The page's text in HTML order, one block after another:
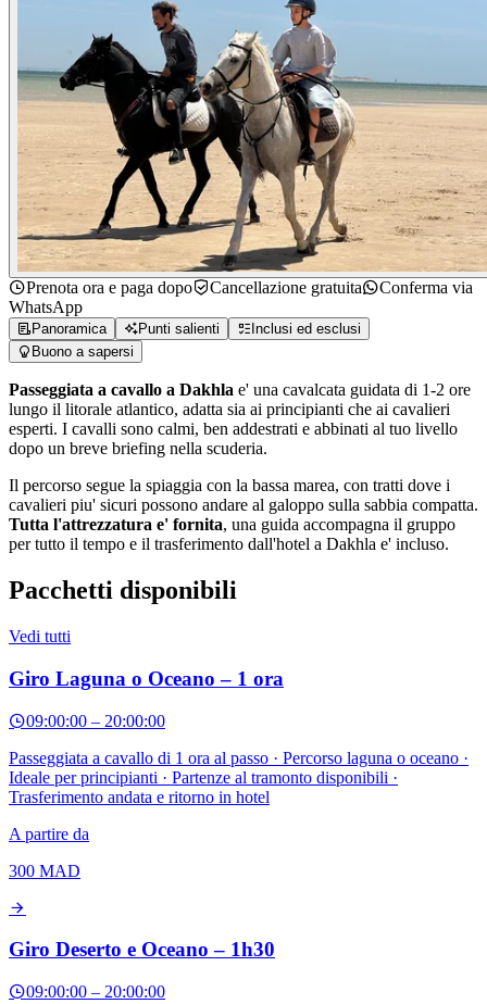
Prenota ora e paga dopo Cancellazione gratuita
Conferma via
WhatsApp
Panoramica Punti salienti
Inclusi ed esclusi
Buono a sapersi
Passeggiata a cavallo a Dakhla e' una cavalcata guidata di 1-2 ore
lungo il litorale atlantico, adatta sia ai principianti che ai cavalieri
esperti. I cavalli sono calmi, ben addestrati e abbinati al tuo livello
dopo un breve briefing nella scuderia.
Il percorso segue la spiaggia con la bassa marea, con tratti dove i
cavalieri piu' sicuri possono andare al galoppo sulla sabbia compatta.
Tutta l'attrezzatura e' fornita, una guida accompagna il gruppo
per tutto il tempo e il trasferimento dall'hotel a Dakhla e' incluso.
Pacchetti disponibili
Vedi tutti
Giro Laguna o Oceano – 1 ora
09:00:00 – 20:00:00
Passeggiata a cavallo di 1 ora al passo · Percorso laguna o oceano ·
Ideale per principianti · Partenze al tramonto disponibili ·
Trasferimento andata e ritorno in hotel
A partire da
300 MAD
Giro Deserto e Oceano – 1h30
09:00:00 – 20:00:00